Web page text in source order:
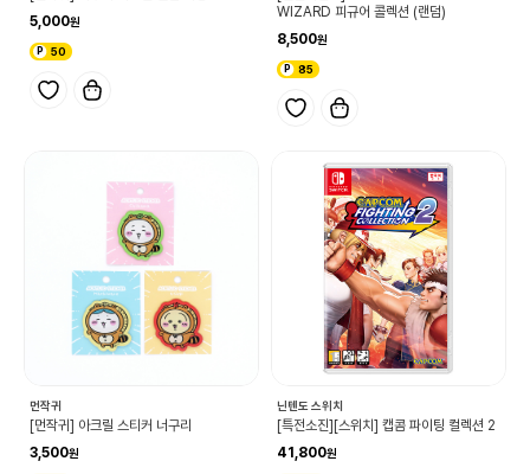
5,000
50
WIZARD 피규어 콜렉션 (랜덤)
8,500
85
먼작귀
[먼작귀] 아크릴 스티커 너구리
3,500
닌텐도 스위치
[특전소진][스위치] 캡콤 파이팅 컬렉션 2
41,800